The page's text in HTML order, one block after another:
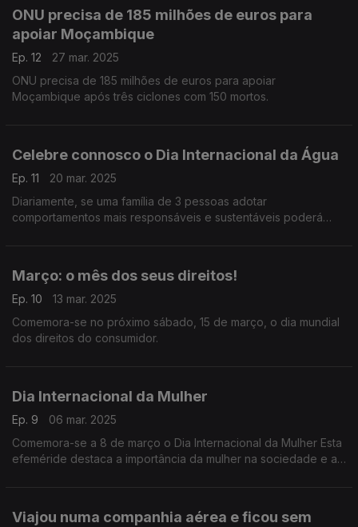
ONU precisa de 185 milhões de euros para
apoiar Moçambique
Ep. 12
27 mar. 2025
ONU precisa de 185 milhões de euros para apoiar
Moçambique após três ciclones com 150 mortos.
Celebre connosco o Dia Internacional da Água
Ep. 11
20 mar. 2025
Diariamente, se uma família de 3 pessoas adotar
comportamentos mais responsáveis e sustentáveis poderá
Março: o mês dos seus direitos!
Ep. 10
13 mar. 2025
Comemora-se no próximo sábado, 15 de março, o dia mundial
dos direitos do consumidor.
Dia Internacional da Mulher
Ep. 9
06 mar. 2025
Comemora-se a 8 de março o Dia Internacional da Mulher Esta
efeméride destaca a importância da mulher na sociedade e a
Viajou numa companhia aérea e ficou sem